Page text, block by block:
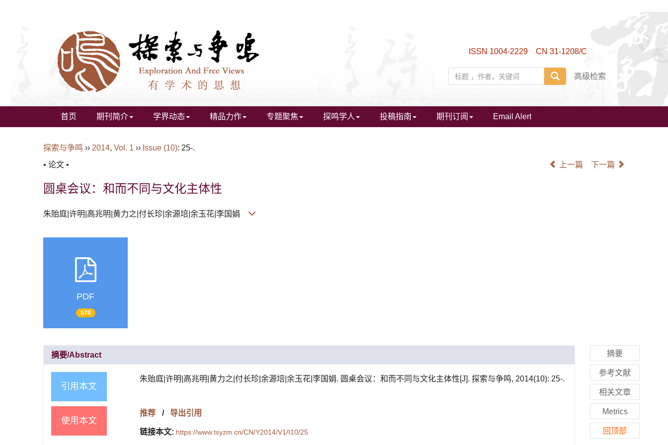
ISSN 1004-2229 CN 31-1208/C
高级检索
首页 期刊简介 学界动态 精品力作 专题聚焦 探鸣学人 投稿指南 期刊订阅 Email Alert
探索与争鸣 ›› 2014, Vol. 1 ›› Issue (10): 25-.
• 论文 •
上一篇 下一篇
圆桌会议：和而不同与文化主体性
朱贻庭|许明|高兆明|黄力之|付长珍|余源培|余玉花|李国娟
PDF
578
摘要/Abstract
引用本文
朱贻庭|许明|高兆明|黄力之|付长珍|余源培|余玉花|李国娟. 圆桌会议：和而不同与文化主体性[J]. 探索与争鸣, 2014(10): 25-.
使用本文
推荐 / 导出引用
链接本文: https://www.tsyzm.cn/CN/Y2014/V1/I10/25
摘要
参考文献
相关文章
Metrics
回顶部